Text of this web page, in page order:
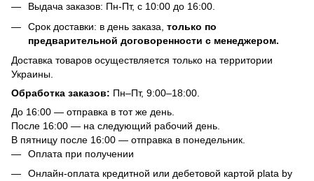
Выдача заказов: Пн-Пт, с 10:00 до 16:00.
Срок доставки: в день заказа, только по
предварительной договоренности с менеджером.
Доставка товаров осуществляется только на территории
Украины.
Обработка заказов: Пн–Пт, 9:00–18:00.
До 16:00 — отправка в тот же день.
После 16:00 — на следующий рабочий день.
В пятницу после 16:00 — отправка в понедельник.
Оплата при получении
Онлайн-оплата кредитной или дебетовой картой plata by